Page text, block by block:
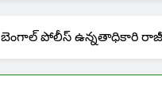
బెంగాల్ పోలీస్ ఉన్నతాధికారి